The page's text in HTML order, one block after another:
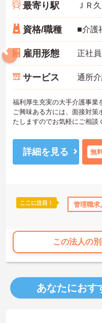
年間休日110日以上 資
最寄り駅
資格/職種
雇用形態 正社
サービス 通所
福利厚生充実の大手介護事業
ご興味ある方には、面接対策
たしますのでお気軽にご相談
詳細を見る 無
ここに注目！ 管理職求
この法人の
あなたにおす